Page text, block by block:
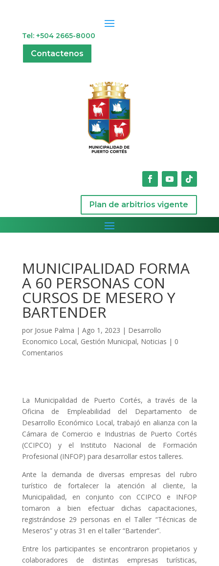
Tel: +504 2665-8000
Contactenos
Plan de arbitrios vigente
MUNICIPALIDAD FORMA
A 60 PERSONAS CON
CURSOS DE MESERO Y
BARTENDER
por Josue Palma | Ago 1, 2023 | Desarrollo
Economico Local, Gestión Municipal, Noticias | 0
Comentarios
La Municipalidad de Puerto Cortés, a través de la
Oficina de Empleabilidad del Departamento de
Desarrollo Económico Local, trabajó en alianza con la
Cámara de Comercio e Industrias de Puerto Cortés
(CCIPCO) y el Instituto Nacional de Formación
Profesional (INFOP) para desarrollar estos talleres.
Ante la demanda de diversas empresas del rubro
turístico de fortalecer la atención al cliente, la
Municipalidad, en conjunto con CCIPCO e INFOP
tomaron a bien efectuar dichas capacitaciones,
registrándose 29 personas en el Taller “Técnicas de
Meseros” y otras 31 en el taller “Bartender”.
Entre los participantes se encontraron propietarios y
colaboradores de distintas empresas turísticas,